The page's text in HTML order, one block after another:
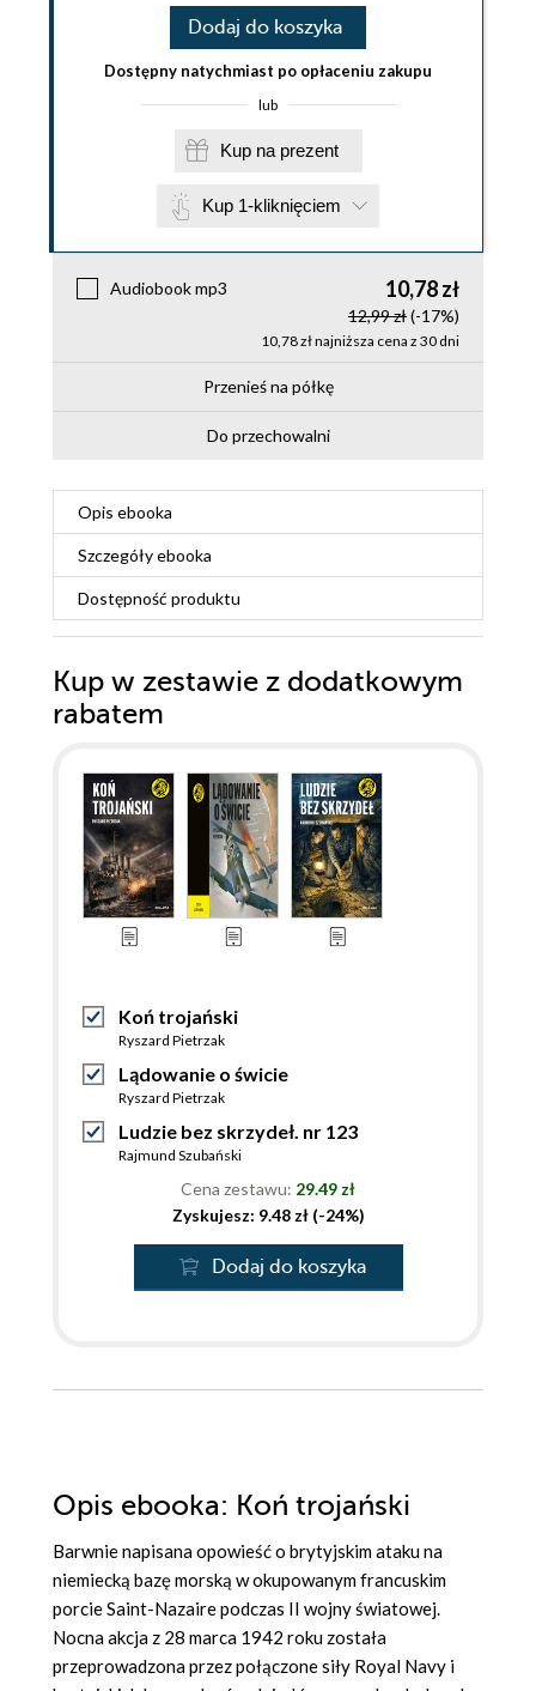
Dodaj do koszyka
Dostępny natychmiast po opłaceniu zakupu
lub
Kup na prezent
Kup 1-kliknięciem
Audiobook mp3 10,78 zł
12,99 zł(-17%)
10,78 zł najniższa cena z 30 dni
Przenieś na półkę
Do przechowalni
Opis ebooka
Szczegółyebooka
Dostępność produktu
Kup w zestawie z dodatkowym
rabatem
Koń trojański
Ryszard Pietrzak
Lądowanie o świcie
Ryszard Pietrzak
Ludzie bez skrzydeł. nr 123
Rajmund Szubański
Cena zestawu: 29.49 zł
Zyskujesz: 9.48 zł (-24%)
Dodaj do koszyka
Opis ebooka: Koń trojański
Barwnie napisana opowieść o brytyjskim ataku na
niemiecką bazę morską w okupowanym francuskim
porcie Saint-Nazaire podczas II wojny światowej.
Nocna akcja z 28 marca 1942 roku została
przeprowadzona przez połączone siły Royal Navy i